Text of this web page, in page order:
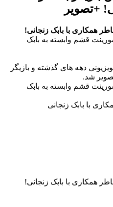
+تصویر
همکاری با بابک زنجانی!
قشم وابسته به بابک
دهه های گذشته و بازیگر
شد.
قشم وابسته به بابک
با بابک زنجانی
همکاری با بابک زنجانی!